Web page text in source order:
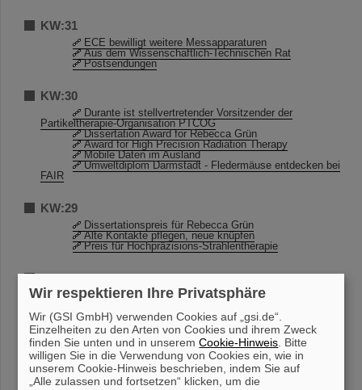
KW:31
ECE bewilligt weitere Messapparaturen
Aus dem Wissenschaftlich-Technischen Rat
Postsendungen
KW:30
Durante ist stellvertretender Vorsitzender der
Partikeltherapie-Organisation PTCOG
Dissertation Award for Rebecca Grün
Award for High Precision Radiation Therapy
Mobile Daten im Ausland
Umweltdiplom Darmstadt - Fledermäuse entdecken bei
FAIR
KW:29
Dissertationspreis für Rebecca Grün
Alte Kontakte pflegen, neue knüpfen
Preis für Hochpräzisions-Strahlentherapie
KW:28
Auffrischung der Kenntnisse für Kranführer
Wiederbelebung des GSI/FAIR-Festkomitees
Es sind noch Plätze frei für den Triathlon “10 Freunde”
ALICE collaboration week bei GSI
Abteilung BAU macht Begehungen zur
Raumdatenaufnahme
Wir respektieren Ihre Privatsphäre
Wir (GSI GmbH) verwenden Cookies auf „gsi.de“.
Einzelheiten zu den Arten von Cookies und ihrem Zweck
finden Sie unten und in unseremCookie-Hinweis . Bitte
willigen Sie in die Verwendung von Cookies ein, wie in
unserem Cookie-Hinweis beschrieben, indem Sie auf
„Alle zulassen und fortsetzen“ klicken, um die